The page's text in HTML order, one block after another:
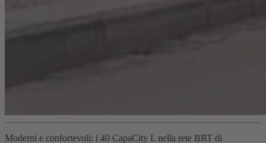
Moderni e confortevoli: i 40 CapaCity L nella rete BRT di